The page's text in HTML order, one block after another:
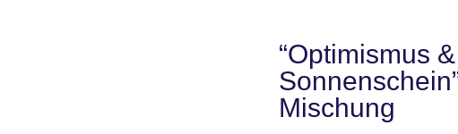
“Optimismus &
Mischung